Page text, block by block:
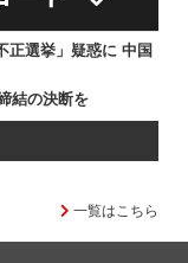
正選挙」疑惑に 中国
結の決断を
一覧はこちら